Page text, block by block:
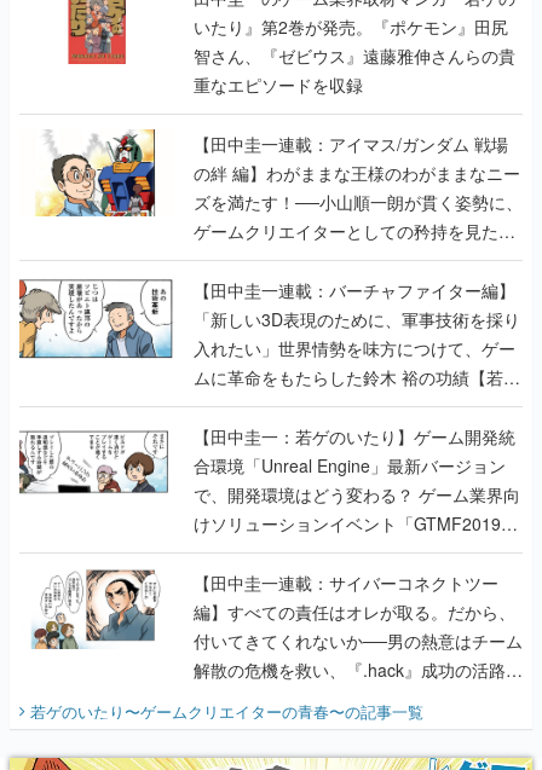
いたり』第2巻が発売。『ポケモン』田尻
智さん、『ゼビウス』遠藤雅伸さんらの貴
重なエピソードを収録
【田中圭一連載：アイマス/ガンダム 戦場
の絆 編】わがままな王様のわがままなニー
ズを満たす！──小山順一朗が貫く姿勢に、
ゲームクリエイターとしての矜持を見た
【若ゲのいたり最終回】
【田中圭一連載：バーチャファイター編】
「新しい3D表現のために、軍事技術を採り
入れたい」世界情勢を味方につけて、ゲー
ムに革命をもたらした鈴木 裕の功績【若ゲ
のいたり】
【田中圭一：若ゲのいたり】ゲーム開発統
合環境「Unreal Engine」最新バージョン
で、開発環境はどう変わる？ ゲーム業界向
けソリューションイベント「GTMF2019」
に行って、より理解を深めよう【PR】
【田中圭一連載：サイバーコネクトツー
編】すべての責任はオレが取る。だから、
付いてきてくれないか──男の熱意はチーム
解散の危機を救い、『.hack』成功の活路を
『少年ジャンプ』色だった【若ゲのいた
り】
若ゲのいたり〜ゲームクリエイターの青春〜の記事一覧